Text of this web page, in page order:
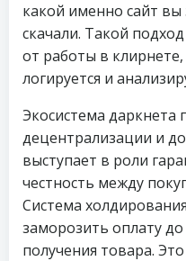
какой именно сайт
скачали. Такой
от работы в
логируется и
Экосистема даркнета
децентрализации и
выступает в роли
честность между
Система
заморозить оплату
получения товара.